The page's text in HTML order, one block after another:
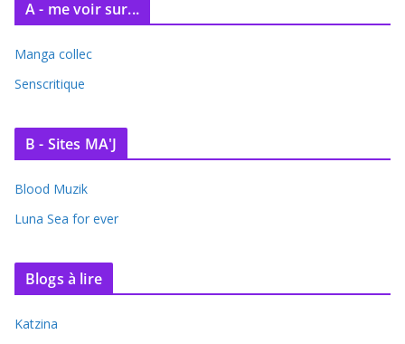
A - me voir sur...
Manga collec
Senscritique
B - Sites MA'J
Blood Muzik
Luna Sea for ever
Blogs à lire
Katzina